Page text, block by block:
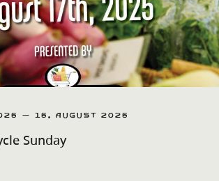
– 16. August 2026
Sunday